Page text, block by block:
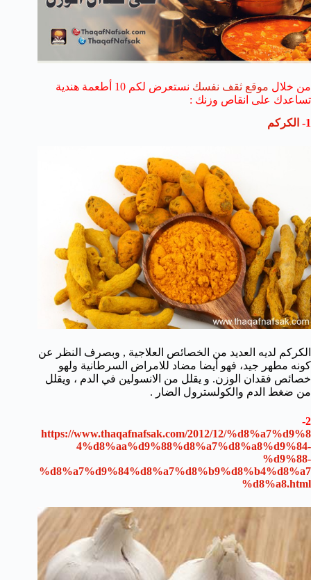
من خلال موقع ثقف نفسك
نستعرض لكم 10 أطعمة هندية
تساعدك على انقاص وزنك :
1-
الكركم
الكركم لديه العديد من الخصائص العلاجية , وبصرف النظر عن
كونه مطهر جيد، فهو أيضا مضاد للامراض السرطانية ولهو
خصائص فقدان الوزن. و يقلل من الانسولين في الدم ، ويقلل
من ضغط الدم والكولسترول الضار .
2-
https://www.thaqafnafsak.com/2012/12/%d8%a7%d9%8
4%d8%aa%d9%88%d8%a7%d8%a8%d9%84-
%d9%88-
%d8%a7%d9%84%d8%a7%d8%b9%d8%b4%d8%a7
%d8%a8.html